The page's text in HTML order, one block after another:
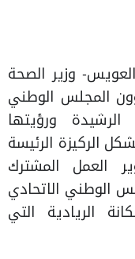
وزير الصحة
المجلس الوطني
ورؤيتها
الركيزة الرئيسة
العمل المشترك
الوطني الاتحادي
الريادية التي